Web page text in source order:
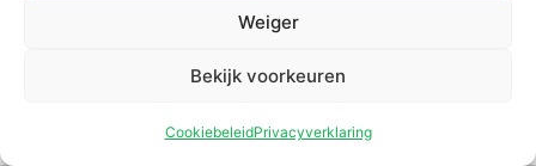
Weiger
Bekijk voorkeuren
CookiebeleidPrivacyverklaring